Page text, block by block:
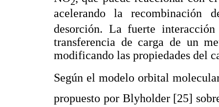
acelerando la recombinación
desorción. La fuerte
transferencia de carga de un
modificando las propiedades del
Según el modelo orbital
propuesto por Blyholder [25]